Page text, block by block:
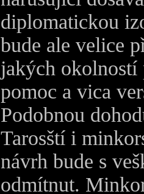
diplomatickou
bude ale velice
jakých okolností
pomoc a vica
Podobnou
Tarosští i
návrh bude s
odmítnut.